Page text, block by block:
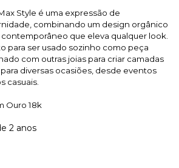
Style é uma expressão de
combinando um design orgânico
que eleva qualquer look.
para ser usado sozinho como peça
com outras joias para criar camadas
diversas ocasiões, desde eventos
casuais.
Ouro 18k
2 anos